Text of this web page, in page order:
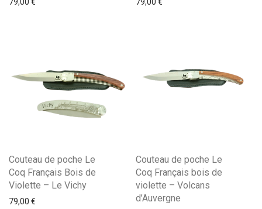
Couteau de poche Le
Coq Français Bois de
Violette – Le Vichy
79,00 €
Couteau de poche Le
Coq Français bois de
violette – Volcans
d’Auvergne